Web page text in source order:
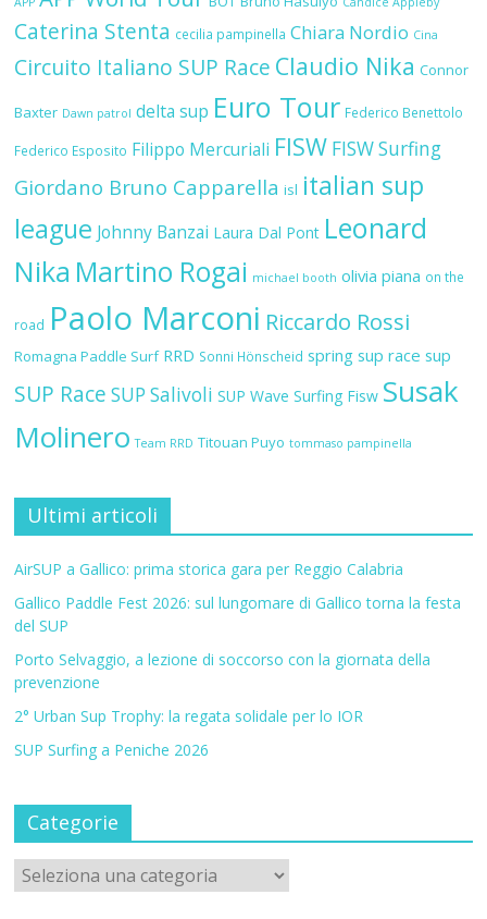
Caterina Stenta cecilia pampinella Chiara Nordio Cina
Circuito Italiano SUP Race Claudio Nika Connor
Baxter Dawn patrol delta sup Euro Tour Federico Benettolo
Federico Esposito Filippo Mercuriali FISW FISW Surfing
Giordano Bruno Capparella isl italian sup
league Johnny Banzai Laura Dal Pont Leonard
Nika Martino Rogai michael booth olivia piana on the
road Paolo Marconi Riccardo Rossi
Romagna Paddle Surf RRD Sonni Hönscheid spring sup race sup
SUP Race SUP Salivoli SUP Wave Surfing Fisw Susak
Molinero Team RRD Titouan Puyo tommaso pampinella
Ultimi articoli
AirSUP a Gallico: prima storica gara per Reggio Calabria
Gallico Paddle Fest 2026: sul lungomare di Gallico torna la festa
del SUP
Porto Selvaggio, a lezione di soccorso con la giornata della
prevenzione
2° Urban Sup Trophy: la regata solidale per lo IOR
SUP Surfing a Peniche 2026
Categorie